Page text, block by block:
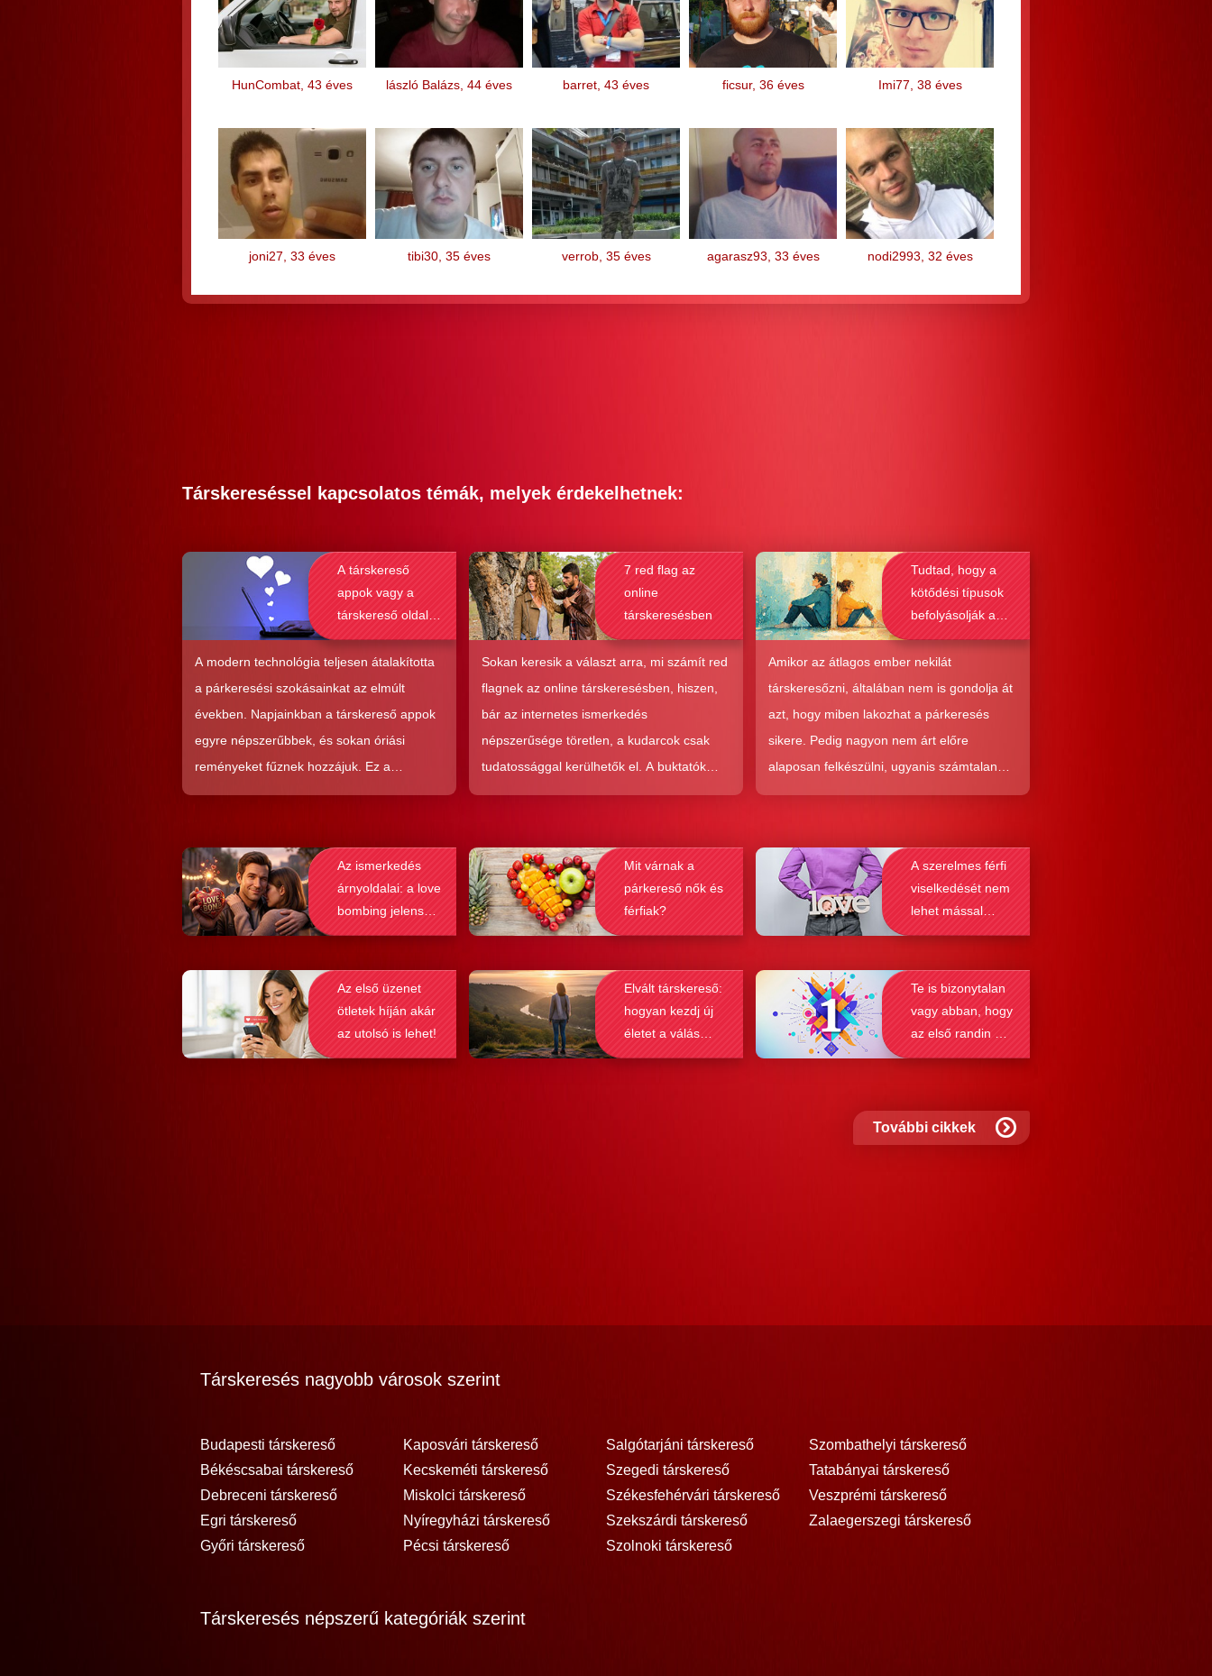
HunCombat, 43 éves lászló Balázs, 44 éves barret, 43 éves ficsur, 36 éves Imi77, 38 éves
joni27, 33 éves tibi30, 35 éves verrob, 35 éves agarasz93, 33 éves nodi2993, 32 éves
Társkereséssel kapcsolatos témák, melyek érdekelhetnek:
A társkereső
appok vagy a
társkereső oldalak
alkalmasabbak a
komoly kapcsolat
kialakításához?
A modern technológia teljesen átalakította
a párkeresési szokásainkat az elmúlt
években. Napjainkban a társkereső appok
egyre népszerűbbek, és sokan óriási
reményeket fűznek hozzájuk. Ez a
közkedveltség egyáltalán nem véletlen,
nagyon könnyen és gyorsan lehet sikereket
elérni a flörtölésben. A legfőbb kérdés
azonban az, hogy ezek az alkalmazások
valóban hozzásegítenek-e minket egy
7 red flag az
online
társkeresésben
Sokan keresik a választ arra, mi számít red
flagnek az online társkeresésben, hiszen,
bár az internetes ismerkedés
népszerűsége töretlen, a kudarcok csak
tudatossággal kerülhetők el. A buktatók
ellenére ez a társkeresési forma joggal
hatékonyság, amit ad, nehezen
felülmúlható.
Tudtad, hogy a
kötődési típusok
befolyásolják a
társkeresést is?
Amikor az átlagos ember nekilát
társkeresőzni, általában nem is gondolja át
azt, hogy miben lakozhat a párkeresés
sikere. Pedig nagyon nem árt előre
alaposan felkészülni, ugyanis számtalan
kudarctól képes megmenteni téged is az,
társkeresés működését, a párkapcsolatok
sikerének a receptjét, melyeket vizsgálva
bebizonyosodik, hogy a kötődési típusok
befolyásolják a társkeresést.
Az ismerkedés
árnyoldalai: a love
bombing jelenség
felismerése
Mit várnak a
párkereső nők és
férfiak?
A szerelmes férfi
viselkedését nem
lehet mással
összetéveszteni
Az első üzenet
ötletek híján akár
az utolsó is lehet!
Elvált társkereső:
hogyan kezdj új
életet a válás
után?
Te is bizonytalan
vagy abban, hogy
az első randin mit
szabad és mit
További cikkek
Társkeresés nagyobb városok szerint
Budapesti társkereső
Békéscsabai társkereső
Debreceni társkereső
Egri társkereső
Győri társkereső
Kaposvári társkereső
Kecskeméti társkereső
Miskolci társkereső
Nyíregyházi társkereső
Pécsi társkereső
Salgótarjáni társkereső
Szegedi társkereső
Székesfehérvári társkereső
Szekszárdi társkereső
Szolnoki társkereső
Szombathelyi társkereső
Tatabányai társkereső
Veszprémi társkereső
Zalaegerszegi társkereső
Társkeresés népszerű kategóriák szerint